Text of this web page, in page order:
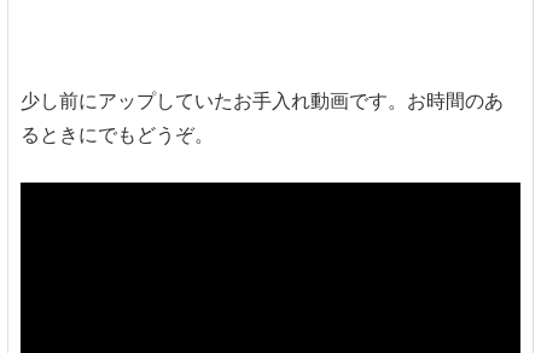
少し前にアップしていたお手入れ動画です。お時間のあ
るときにでもどうぞ。